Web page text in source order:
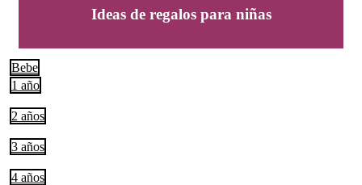
Ideas de regalos para niñas
Bebe
1 año
2 años
3 años
4 años